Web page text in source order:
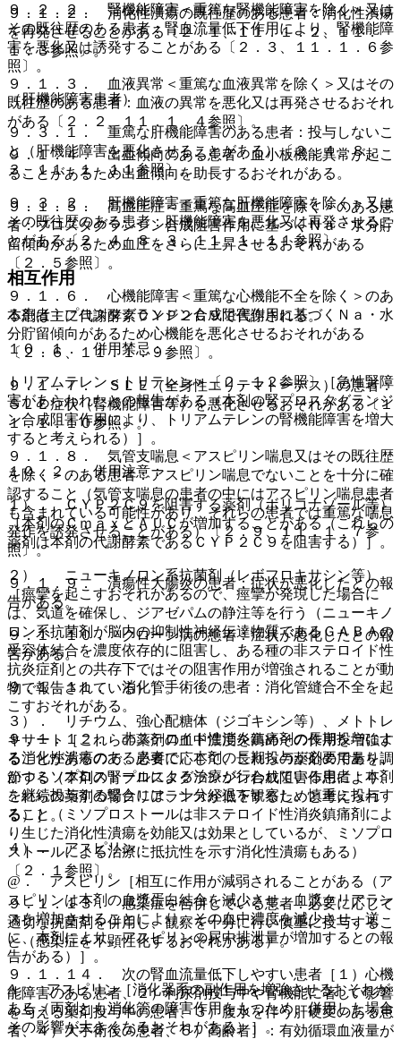
９．２．２． 腎機能障害＜重篤な腎機能障害を除く＞又は
その既往歴のある患者：腎血流量低下作用により、腎機能障
害を悪化又は誘発することがある〔２．３、１１．１．６参
照〕。
（肝機能障害患者）
９．３．１． 重篤な肝機能障害のある患者：投与しないこ
と（肝機能障害を悪化させることがある）〔２．４、８．
３、１１．１．１１参照〕。
９．３．２． 肝機能障害＜重篤な肝機能障害を除く＞又は
その既往歴のある患者：肝機能障害を悪化又は再発させるこ
とがある〔２．４、８．３、１１．１．１１参照〕。
相互作用
本剤は主に代謝酵素ＣＹＰ２Ｃ９で代謝される。
１０．１． 併用禁忌：
トリアムテレン＜トリテレン＞〔２．１２参照〕［急性腎障
害があらわれたとの報告がある（本剤の腎プロスタグランジ
ン合成阻害作用により、トリアムテレンの腎機能障害を増大
すると考えられる）］。
１０．２． 併用注意：
１）． ＣＹＰ２Ｃ９を阻害する薬剤（ボリコナゾール等）
［本剤のＣｍａｘとＡＵＣが増加することがある（これらの
薬剤は本剤の代謝酵素であるＣＹＰ２Ｃ９を阻害する）］。
２）． ニューキノロン系抗菌剤（レボフロキサシン等）
［痙攣を起こすおそれがあるので、痙攣が発現した場合に
は、気道を確保し、ジアゼパムの静注等を行う（ニューキノ
ロン系抗菌剤が脳内の抑制性神経伝達物質であるＧＡＢＡの
受容体結合を濃度依存的に阻害し、ある種の非ステロイド性
抗炎症剤との共存下ではその阻害作用が増強されることが動
物で報告されている）］。
３）． リチウム、強心配糖体（ジゴキシン等）、メトトレ
キサート［これらの薬剤の血中濃度を高めその作用を増強す
ることがあるので、必要に応じて、これらの薬剤の用量を調
節する（本剤の腎プロスタグランジン合成阻害作用により、
これらの薬剤の腎クリアランスが低下するためと考えられ
る）］。
４）． アスピリン：
@． アスピリン［相互に作用が減弱されることがある（ア
スピリンは本剤の血漿蛋白結合を減少させ、血漿クリアラン
スを増加させることにより、その血中濃度を減少させ、逆
に、本剤により、アスピリンの尿中排泄量が増加するとの報
告がある）］。
A． アスピリン［消化器系の副作用を増強させるおそれが
ある（両剤とも消化管の障害作用をもつため、併用した場合
その影響が大きくなるおそれがある）］。
９．１．２． 消化性潰瘍の既往歴のある患者：消化性潰瘍
を再発させることがある〔２．１、１１．１．２、１１．
１．３参照〕。
９．１．３． 血液異常＜重篤な血液異常を除く＞又はその
既往歴のある患者：血液の異常を悪化又は再発させるおそれ
がある〔２．２、１１．１．４参照〕。
９．１．４． 出血傾向のある患者：血小板機能異常が起こ
ることがあるため出血傾向を助長するおそれがある。
９．１．５． 高血圧症＜重篤な高血圧症を除く＞のある患
者：プロスタグランジン合成阻害作用に基づくＮａ・水分貯
留傾向があるため血圧をさらに上昇させるおそれがある
〔２．５参照〕。
９．１．６． 心機能障害＜重篤な心機能不全を除く＞のあ
る患者：プロスタグランジン合成阻害作用に基づくＮａ・水
分貯留傾向があるため心機能を悪化させるおそれがある
〔２．６、１１．１．９参照〕。
９．１．７． ＳＬＥ（全身性エリテマトーデス）の患者：
ＳＬＥ症状（腎機能障害等）を悪化させるおそれがある〔１
１．１．１０参照〕。
９．１．８． 気管支喘息＜アスピリン喘息又はその既往歴
を除く＞のある患者：アスピリン喘息でないことを十分に確
認すること（気管支喘息の患者の中にはアスピリン喘息患者
も含まれている可能性があり、それらの患者では重篤な喘息
発作を誘発させることがある）〔２．９、１１．１．７参
照〕。
９．１．９． 潰瘍性大腸炎の患者：症状が悪化したとの報
告がある。
９．１．１０． クローン病の患者：症状が悪化したとの報
告がある。
９．１．１１． 消化管手術後の患者：消化管縫合不全を起
こすおそれがある。
９．１．１２． 非ステロイド性消炎鎮痛剤の長期投与によ
る消化性潰瘍のある患者で、本剤の長期投与が必要であり、
かつミソプロストールによる治療が行われている患者：本剤
を継続投与する場合には、十分経過を観察し、慎重に投与す
ること（ミソプロストールは非ステロイド性消炎鎮痛剤によ
り生じた消化性潰瘍を効能又は効果としているが、ミソプロ
ストールによる治療に抵抗性を示す消化性潰瘍もある）
〔２．１参照〕。
９．１．１３． 感染症を合併している患者：必要に応じて
適切な抗菌剤を併用し、観察を十分に行い慎重に投与するこ
と（感染症を不顕性化するおそれがある）。
９．１．１４． 次の腎血流量低下しやすい患者［１）心機
能障害のある患者、２）利尿剤投与中や腎機能に著しい影響
を与える薬剤投与中の患者、３）腹水を伴う肝硬変のある患
者、４）大手術後の患者、５）高齢者］：有効循環血液量が